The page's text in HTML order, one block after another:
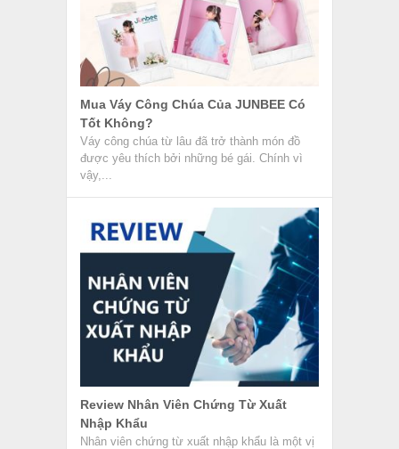
Mua Váy Công Chúa Của JUNBEE Có
Tốt Không?
Váy công chúa từ lâu đã trở thành món đồ
được yêu thích bởi những bé gái. Chính vì
vậy,...
Review Nhân Viên Chứng Từ Xuất
Nhập Khẩu
Nhân viên chứng từ xuất nhập khẩu là một vị